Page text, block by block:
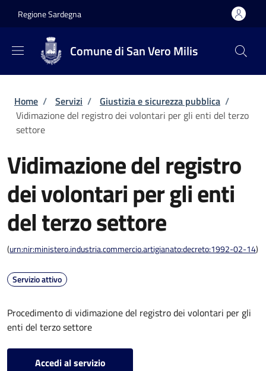
Regione Sardegna
Comune di San Vero Milis
Briciole di pane
Home / Servizi / Giustizia e sicurezza pubblica /
Vidimazione del registro dei volontari per gli enti del terzo
settore
Vidimazione del registro
dei volontari per gli enti
del terzo settore
(urn:nir:ministero.industria.commercio.artigianato:decreto:1992-02-14)
Servizio attivo
Procedimento di vidimazione del registro dei volontari per gli
enti del terzo settore
Accedi al servizio